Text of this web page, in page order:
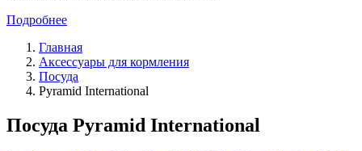
Подробнее
Главная
Аксессуары для кормления
Посуда
Pyramid International
Посуда Pyramid International